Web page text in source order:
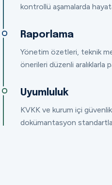
kontrollü aşamalarda
Raporlama
Yönetim özetleri, teknik
önerileri düzenli aralıklarla
Uyumluluk
KVKK ve kurum içi
dokümantasyon